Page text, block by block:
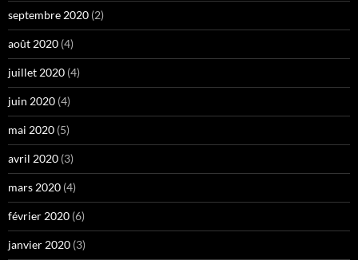
septembre 2020 (2)
août 2020 (4)
juillet 2020 (4)
juin 2020 (4)
mai 2020 (5)
avril 2020 (3)
mars 2020 (4)
février 2020 (6)
janvier 2020 (3)